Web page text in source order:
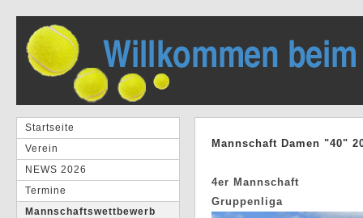
Startseite
Verein
NEWS 2026
Termine
Mannschaftswettbewerb
Mannschaft Damen "40"
4er Mannschaft
Gruppenliga